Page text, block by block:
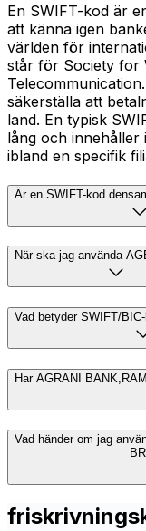
En SWIFT-kod är
att känna igen
världen för
står för Society for
säkerställa att
land. En typisk
lång och
ibland en specifik
Är en SWIFT-kod
När ska jag använda
Vad betyder SWIFT/
Har AGRANI
Vad händer om jag